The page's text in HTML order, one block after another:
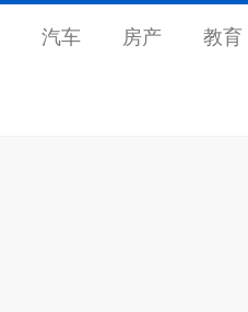
汽车 房产 教育